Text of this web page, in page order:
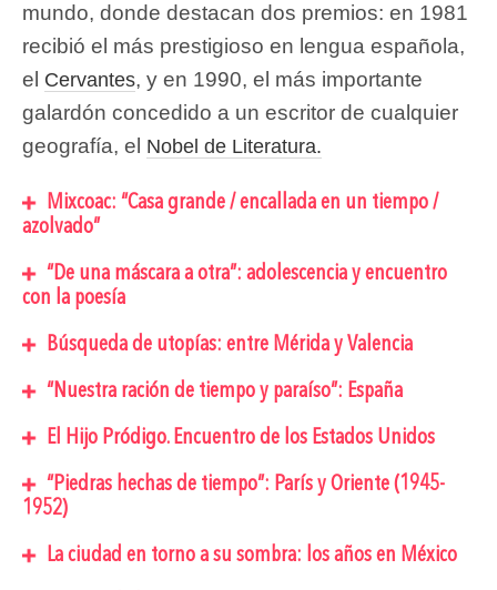
mundo, donde destacan dos premios: en 1981
recibió el más prestigioso en lengua española,
el Cervantes, y en 1990, el más importante
galardón concedido a un escritor de cualquier
geografía, el Nobel de Literatura.
Mixcoac: “Casa grande / encallada en un tiempo /
azolvado”
“De una máscara a otra”: adolescencia y encuentro
con la poesía
Búsqueda de utopías: entre Mérida y Valencia
“Nuestra ración de tiempo y paraíso”: España
El Hijo Pródigo. Encuentro de los Estados Unidos
“Piedras hechas de tiempo”: París y Oriente (1945-
1952)
La ciudad en torno a su sombra: los años en México